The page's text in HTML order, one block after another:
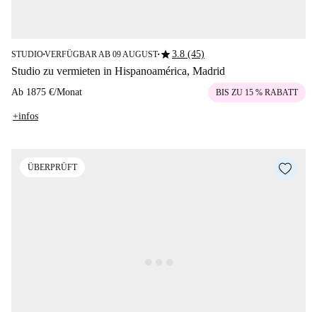
STUDIO■VERFÜGBAR AB 09 AUGUST■star3.8 (45)
Studio zu vermieten in Hispanoamérica, Madrid
Ab 1875 €/Monat BIS ZU 15 % RABATT
+infos
ÜBERPRÜFT